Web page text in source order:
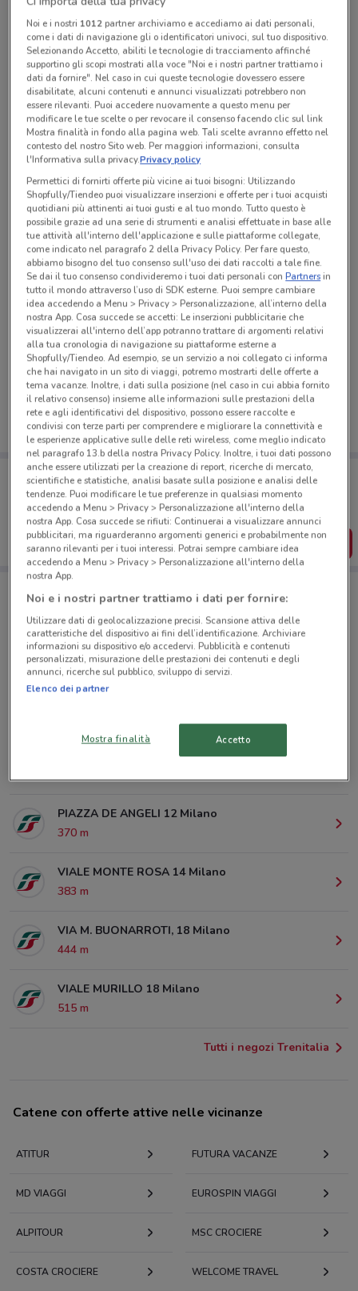
Lunedì n.d.
Martedì n.d.
Mercoledì n.d.
Giovedì n.d.
Venerdì n.d.
Sabato n.d.
Domenica n.d.
L`ASTROLABIO AGENZIA VIAGGI
Tutte le promozioni di questo negozio
Ci dispiace, al momento non abbiamo pubblicato
volantini nella tua zona. Riprova più tardi.
Porta DoveConviene sempre con te!
Puoi trovare le migliori offerte dei negozi vicino a te,
salvarle e creare la tua lista del risparmio, comodamente
dal tuo cellulare.
SCARICA L’APP
Negozi Trenitalia a MILANO
VIA CORREGGIO 12 Milano
PIAZZA DE ANGELI 12 Milano
370 m
VIALE MONTE ROSA 14 Milano
383 m
VIA M. BUONARROTI, 18 Milano
444 m
VIALE MURILLO 18 Milano
515 m
Tutti i negozi Trenitalia
Catene con offerte attive nelle vicinanze
ATITUR FUTURA VACANZE
MD VIAGGI EUROSPIN VIAGGI
ALPITOUR MSC CROCIERE
COSTA CROCIERE WELCOME TRAVEL
Noi e i nostri 1012partner archiviamo e accediamo ai dati personali,
come i dati di navigazione gli o identificatori univoci, sul tuo dispositivo.
Selezionando Accetto, abiliti le tecnologie di tracciamento affinché
supportino gli scopi mostrati alla voce "Noi e i nostri partner trattiamo i
dati da fornire". Nel caso in cui queste tecnologie dovessero essere
disabilitate, alcuni contenuti e annunci visualizzati potrebbero non
essere rilevanti. Puoi accedere nuovamente a questo menu per
modificare le tue scelte o per revocare il consenso facendo clic sul link
Mostra finalità in fondo alla pagina web. Tali scelte avranno effetto nel
contesto del nostro Sito web. Per maggiori informazioni, consulta
l'Informativa sulla privacy.Privacy policy
Permettici di fornirti offerte più vicine ai tuoi bisogni: Utilizzando
Shopfully/Tiendeo puoi visualizzare inserzioni e offerte per i tuoi acquisti
quotidiani più attinenti ai tuoi gusti e al tuo mondo. Tutto questo è
possibile grazie ad una serie di strumenti e analisi effettuate in base alle
tue attività all'interno dell'applicazione e sulle piattaforme collegate,
come indicato nel paragrafo 2 della Privacy Policy. Per fare questo,
abbiamo bisogno del tuo consenso sull'uso dei dati raccolti a tale fine.
Se dai il tuo consenso condivideremo i tuoi dati personali conPartnersin
tutto il mondo attraverso l’uso di SDK esterne. Puoi sempre cambiare
idea accedendo a Menu > Privacy > Personalizzazione, all’interno della
nostra App. Cosa succede se accetti: Le inserzioni pubblicitarie che
visualizzerai all'interno dell’app potranno trattare di argomenti relativi
alla tua cronologia di navigazione su piattaforme esterne a
Shopfully/Tiendeo. Ad esempio, se un servizio a noi collegato ci informa
che hai navigato in un sito di viaggi, potremo mostrarti delle offerte a
tema vacanze. Inoltre, i dati sulla posizione (nel caso in cui abbia fornito
il relativo consenso) insieme alle informazioni sulle prestazioni della
rete e agli identificativi del dispositivo, possono essere raccolte e
condivisi con terze parti per comprendere e migliorare la connettività e
le esperienze applicative sulle delle reti wireless, come meglio indicato
nel paragrafo 13.b della nostra Privacy Policy. Inoltre, i tuoi dati possono
anche essere utilizzati per la creazione di report, ricerche di mercato,
scientifiche e statistiche, analisi basate sulla posizione e analisi delle
tendenze. Puoi modificare le tue preferenze in qualsiasi momento
accedendo a Menu > Privacy > Personalizzazione all'interno della
nostra App. Cosa succede se rifiuti: Continuerai a visualizzare annunci
pubblicitari, ma riguarderanno argomenti generici e probabilmente non
saranno rilevanti per i tuoi interessi. Potrai sempre cambiare idea
accedendo a Menu > Privacy > Personalizzazione all'interno della
nostra App.
Noi e i nostri partner trattiamo i dati per fornire:
Utilizzare dati di geolocalizzazione precisi. Scansione attiva delle
caratteristiche del dispositivo ai fini dell’identificazione. Archiviare
informazioni su dispositivo e/o accedervi. Pubblicità e contenuti
personalizzati, misurazione delle prestazioni dei contenuti e degli
annunci, ricerche sul pubblico, sviluppo di servizi.
Elenco dei partner
Mostra finalità Accetto